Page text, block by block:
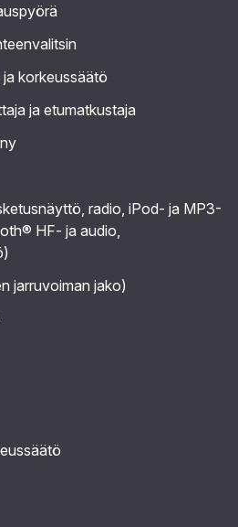
korkeussäätö
ja etumatkustaja
radio, iPod- ja MP3-
HF- ja audio,
jarruvoiman jako)